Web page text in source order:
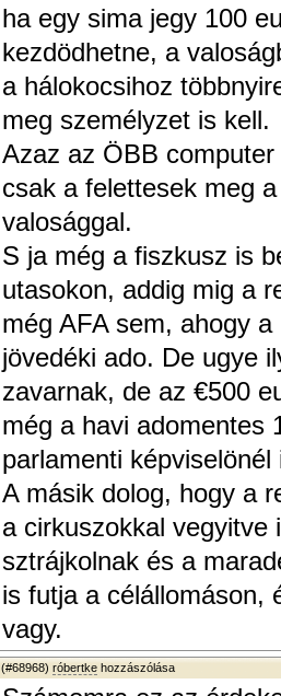
ha egy sima jegy 100
kezdödhetne, a
a hálokocsihoz
meg személyzet is kell.
Azaz az ÖBB
csak a felettesek meg
valosággal.
S ja még a fiszkusz is
utasokon, addig mig a
még AFA sem, ahogy
jövedéki ado. De ugye
zavarnak, de az €500
még a havi adomentes
parlamenti képviselönél
A másik dolog, hogy a
a cirkuszokkal vegyitve
sztrájkolnak és a
is futja a célállomáson,
vagy.
(#68968) róbertke hozzászólása